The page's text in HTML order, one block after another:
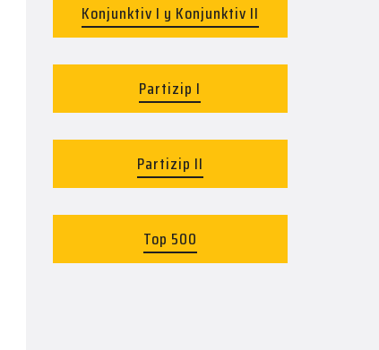
Konjunktiv I y Konjunktiv II
Partizip I
Partizip II
Top 500